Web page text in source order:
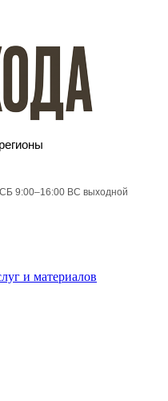
9:00–16:00 ВС выходной
и материалов